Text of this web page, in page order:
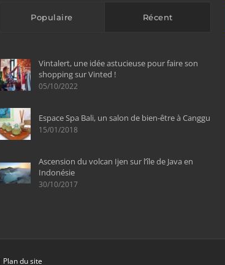
Populaire Récent
Vintalert, une idée astucieuse pour faire son
shopping sur Vinted !
05/10/2022
Espace Spa Bali, un salon de bien-être à Canggu
15/01/2018
Ascension du volcan Ijen sur l’île de Java en
Indonésie
30/10/2017
Plan du site